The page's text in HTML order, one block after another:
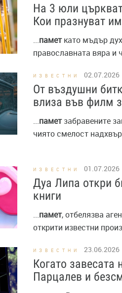
На 3 юли
Кои празнуват
...паметкато мъдър
православната вяра и
ИЗВЕСТНИ 02.07.2026
От въздушни
влиза във филм
...паметзабравените
чиято смелост
ИЗВЕСТНИ 01.07.2026
Дуа Липа откри
книги
...памет, отбелязва
открити известни
ИЗВЕСТНИ 23.06.2026
Когато завесата
Парцалев и